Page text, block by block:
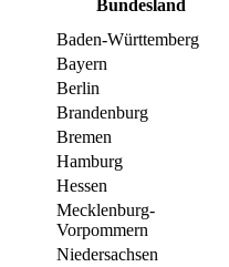
Bundesland
Baden-Württemberg
Bayern
Berlin
Brandenburg
Bremen
Hamburg
Hessen
Mecklenburg-
Vorpommern
Niedersachsen